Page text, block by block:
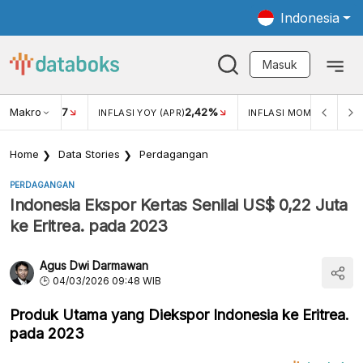
Indonesia
Masuk
Makro
USD/IDR 17 INFLASI YOY (APR)2,42% INFLASI MOM (MAR)
Home Data Stories Perdagangan
PERDAGANGAN
Indonesia Ekspor Kertas Senilai US$ 0,22 Juta
ke Eritrea. pada 2023
Agus Dwi Darmawan
04/03/2026 09:48 WIB
Produk Utama yang Diekspor Indonesia ke Eritrea.
pada 2023